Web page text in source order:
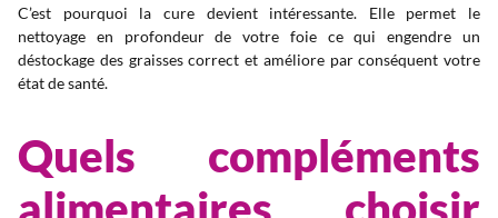
C’est pourquoi la cure devient intéressante. Elle permet le
nettoyage en profondeur de votre foie ce qui engendre un
déstockage des graisses correct et améliore par conséquent votre
état de santé.
Quels compléments